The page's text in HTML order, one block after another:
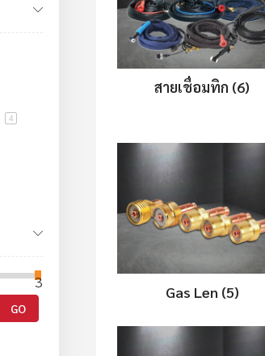
สายเชื่อมทิก (6)
Gas Len (5)
4
3000
GO